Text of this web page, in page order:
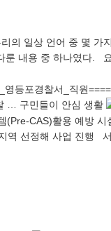
의 일상 언어 중 몇 가
룬 내용 중 하나였다.
… 구민들이 안심 생활
CAS)활용 예방
역 선정해 사업 진행